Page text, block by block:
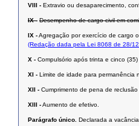
VIII - Extravio ou desaparecimento,
IX - Desempenho de cargo civil em
IX -Agregação por exercício de cargo
(Redação dada pela Lei 8068 de 28/
X - Compulsório após trinta e cinco
XI - Limite de idade para permanência
XII - Cumprimento de pena de
XIII -Aumento de efetivo.
Parágrafo único. Declarada a